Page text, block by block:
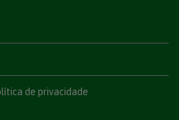
de privacidade